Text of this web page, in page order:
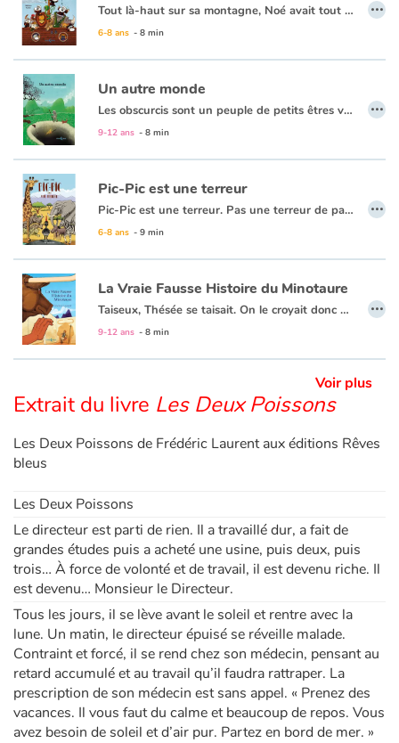
Tout là-haut sur sa montagne, Noé avait tout prévu en cas de déluge. Il avait construit une arche gigantesque prête à accueillir sa famille et un couple de chacun des animaux de la Terre. Un jour, des trombes d’eau commencèrent à tomber et l’eau monta à un niveau inquiétant. C’était le moment, Noé décida d’embarquer. Mais un étrange sentiment l’envahit : il était persuadé d’avoir oublié quelque chose mais ne savait pas quoi. Noé décida alors de faire le tour de toutes les cales de son immense bateau pour tenter de trouver ce qu’il avait oublié…
6-8 ans - 8 min
Un autre monde
Les obscurcis sont un peuple de petits êtres vivant au fond d'un puits. Dans l'obscurité, ils ne savent pas à quoi ils ressemblent, pensent que les parois du puits sont les limites de leur univers et que son entrée éblouissante est une lune fontaine. Un jour d'orage, une branche enflammée par la foudre tombe au fond du puits, éclairant un des leurs...
9-12 ans - 8 min
…
Pic-Pic est une terreur
Pic-Pic est une terreur. Pas une terreur de paisible clairière. Pas une terreur de bord de mer. Non ! Pic-Pic, c’est la terreur de la savane. Quand il le croise, le serpent serpente, le guépard part, le suricate se carapate, la girafe fait l’autruche, l’éléphant fait la tronche et la hyène arrête de rigoler.
6-8 ans - 9 min
…
La Vraie Fausse Histoire du Minotaure
Taiseux, Thésée se taisait. On le croyait donc muet, idiot, fou ou même pire, étranger ! Alors, par crainte et par principe de précaution, on le chassait. Toujours contraint à l’exil, il finit un jour par accoster en Crète. Le petit peuple était en pleine effervescence. C’était le grand jour, selon la tradition, chaque année, un jeune homme était désigné pour partir affronter l’effroyable créature mi-homme mi-taureau : le Minotaure… De belles illustrations et du suspens pour revisiter avec humour l’étonnant mythe de Thésée et du Minotaure.
9-12 ans - 8 min
…
Voir plus
Extrait du livre Les Deux Poissons
Les Deux Poissons de Frédéric Laurent aux éditions Rêves
bleus
Les Deux Poissons
Le directeur est parti de rien. Il a travaillé dur, a fait de
grandes études puis a acheté une usine, puis deux, puis
trois… À force de volonté et de travail, il est devenu riche. Il
est devenu… Monsieur le Directeur.
Tous les jours, il se lève avant le soleil et rentre avec la
lune. Un matin, le directeur épuisé se réveille malade.
Contraint et forcé, il se rend chez son médecin, pensant au
retard accumulé et au travail qu’il faudra rattraper. La
prescription de son médecin est sans appel. « Prenez des
vacances. Il vous faut du calme et beaucoup de repos. Vous
avez besoin de soleil et d’air pur. Partez en bord de mer. »